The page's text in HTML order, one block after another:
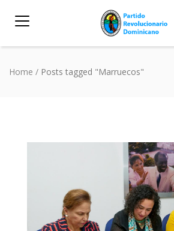
Home / Posts tagged "Marruecos"